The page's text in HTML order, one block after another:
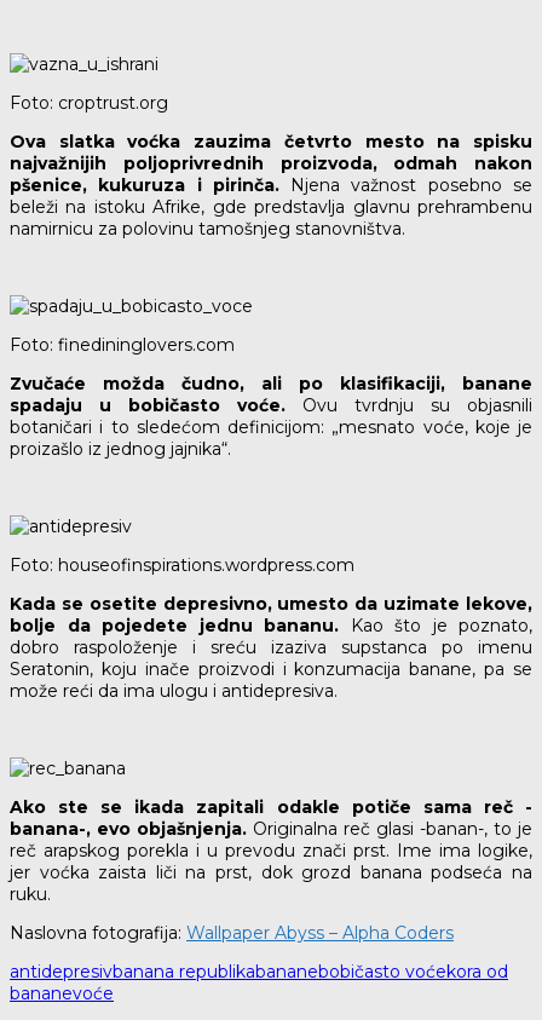
Foto: croptrust.org
Ova slatka voćka zauzima četvrto mesto na spisku
najvažnijih poljoprivrednih proizvoda, odmah nakon
pšenice, kukuruza i pirinča.Njena važnost posebno se
beleži na istoku Afrike, gde predstavlja glavnu prehrambenu
namirnicu za polovinu tamošnjeg stanovništva.
Foto: finedininglovers.com
Zvučaće možda čudno, ali po klasifikaciji, banane
spadaju u bobičasto voće. Ovu tvrdnju su objasnili
botaničari i to sledećom definicijom: „mesnato voće, koje je
proizašlo iz jednog jajnika“.
Foto: houseofinspirations.wordpress.com
Kada se osetite depresivno, umesto da uzimate lekove,
bolje da pojedete jednu bananu.
Kao što je poznato,
dobro raspoloženje i sreću izaziva supstanca po imenu
Seratonin, koju inače proizvodi i konzumacija banane, pa se
može reći da ima ulogu i antidepresiva.
Ako ste se ikada zapitali odakle potiče sama reč -
banana-, evo objašnjenja. Originalna reč glasi -banan-, to je
reč arapskog porekla i u prevodu znači prst. Ime ima logike,
jer voćka zaista liči na prst, dok grozd banana podseća na
ruku.
Naslovna fotografija: Wallpaper Abyss – Alpha Coders
antidepresivbanana republikabananebobičasto voćekora od
bananevoće